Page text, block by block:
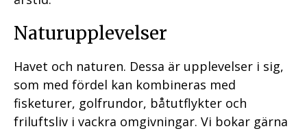
E
L
L
Naturupplevelser
Havet och naturen. Dessa är upplevelser i sig,
som med fördel kan kombineras med
fisketurer, golfrundor, båtutflykter och
friluftsliv i vackra omgivningar. Vi bokar gärna